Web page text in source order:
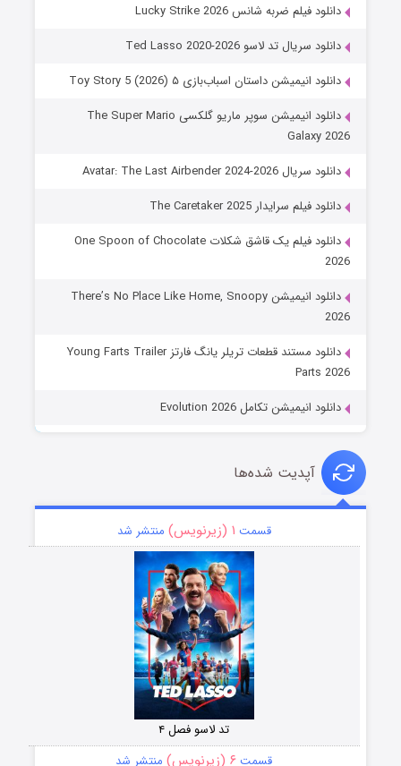
دانلود فیلم ضربه شانس Lucky Strike 2026
دانلود سریال تد لاسو Ted Lasso 2020-2026
دانلود انیمیشن داستان اسباب‌بازی ۵ Toy Story 5 (2026)
دانلود انیمیشن سوپر ماریو گلکسی The Super Mario
Galaxy 2026
دانلود سریال Avatar: The Last Airbender 2024-2026
دانلود فیلم سرایدار The Caretaker 2025
دانلود فیلم یک قاشق شکلات One Spoon of Chocolate
2026
دانلود انیمیشن There’s No Place Like Home, Snoopy
2026
دانلود مستند قطعات تریلر یانگ فارتز Young Farts Trailer
Parts 2026
دانلود انیمیشن تکامل Evolution 2026
آپدیت شده‌ها
قسمت ۱ (زیرنویس) منتشر شد
تد لاسو فصل ۴
قسمت ۶ (زیرنویس) منتشر شد